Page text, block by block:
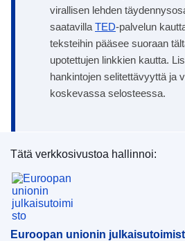
virallisen lehden
saatavilla TED-palvelun
teksteihin pääsee suoraan
upotettujen linkkien kautta.
hankintojen selitettävyyttä ja
koskevassa selosteessa.
Euroopan unionin
Tätä verkkosivustoa hallinnoi:
Euroopan unionin